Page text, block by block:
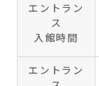
エントラン
ス
入館時間
エントラン